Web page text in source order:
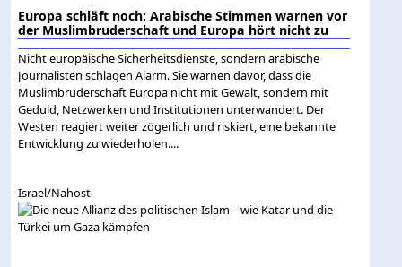
Europa schläft noch: Arabische Stimmen warnen vor
der Muslimbruderschaft und Europa hört nicht zu
Nicht europäische Sicherheitsdienste, sondern arabische
Journalisten schlagen Alarm. Sie warnen davor, dass die
Muslimbruderschaft Europa nicht mit Gewalt, sondern mit
Geduld, Netzwerken und Institutionen unterwandert. Der
Westen reagiert weiter zögerlich und riskiert, eine bekannte
Entwicklung zu wiederholen....
Israel/Nahost